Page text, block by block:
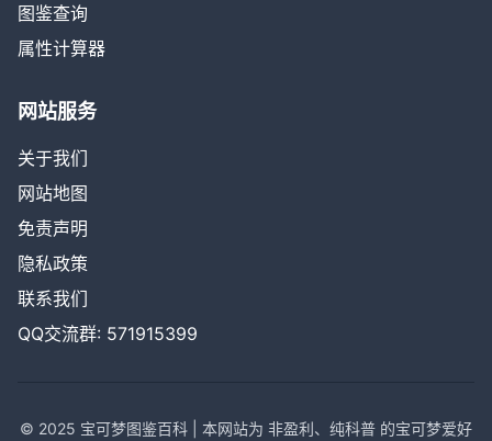
图鉴查询
属性计算器
网站服务
关于我们
网站地图
免责声明
隐私政策
联系我们
QQ交流群: 571915399
© 2025 宝可梦图鉴百科 | 本网站为 非盈利、纯科普 的宝可梦爱好